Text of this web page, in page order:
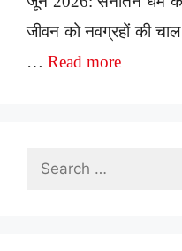
जीवन को नवग्रहों की
… Read more
Search